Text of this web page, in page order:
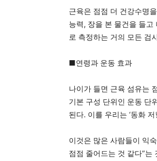
근육은 점점 더 건강수명
능력, 장을 본 물건을 들
로 측정하는 거의 모든 검
■연령과 운동 효과
나이가 들면 근육 섬유는
기본 구성 단위인 운동 단
된다. 이를 우리는 ‘동화
이것은 많은 사람들이 익
점점 줄어드는 것 같다”